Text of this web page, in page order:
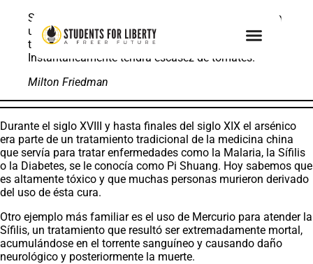
Si usted desea crear una escasez de tomates, emita
una ley por la que los negocios no puedan vender
tomates a más de dos centavos por kilo.
Instantáneamente tendrá escasez de tomates.
Milton Friedman
Durante el siglo XVIII y hasta finales del siglo XIX el arsénico
era parte de un tratamiento tradicional de la medicina china
que servía para tratar enfermedades como la Malaria, la Sífilis
o la Diabetes, se le conocía como Pi Shuang. Hoy sabemos que
es altamente tóxico y que muchas personas murieron derivado
del uso de ésta cura.
Otro ejemplo más familiar es el uso de Mercurio para atender la
Sífilis, un tratamiento que resultó ser extremadamente mortal,
acumulándose en el torrente sanguíneo y causando daño
neurológico y posteriormente la muerte.